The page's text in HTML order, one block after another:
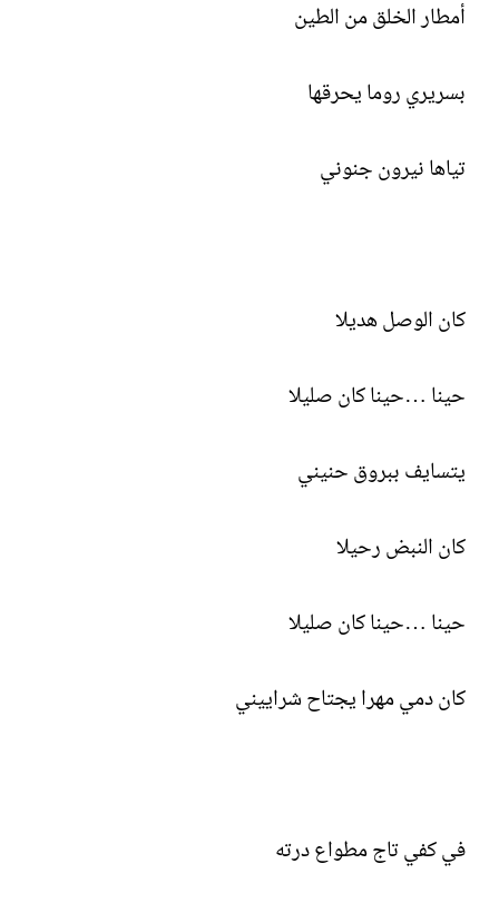
أمطار الخلق من الطين
بسريري روما يحرقها
تياها نيرون جنوني
كان الوصل هديلا
حينا …حينا كان صليلا
يتسايف ببروق حنيني
كان النبض رحيلا
حينا …حينا كان صليلا
كان دمي مهرا يجتاح شراييني
في كفي تاج مطواع درته